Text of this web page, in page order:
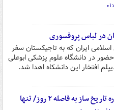
در لباس پروفسوری
ایران که به تاجیکستان سفر
در دانشگاه علوم پزشکی ابوعلی
افتخار این دانشکاه اهدا شد.
مرگ دو اسطوره تاریخ ساز به فاصله ۲ روز/ تنها